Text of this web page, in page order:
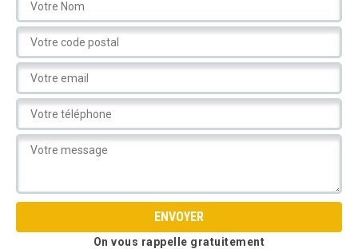
On vous rappelle gratuitement